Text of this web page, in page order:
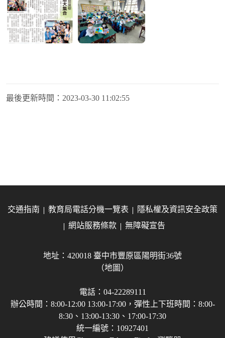
最後更新時間： 2023-03-30 11:02:55
交通指南 教育局電話分機一覽表
隱私權及資訊安全政策
網站服務條款
無障礙宣告
地址：420018 臺中市豐原區陽明街36號
（地圖）
電話：04-22289111
辦公時間：8:00-12:00 13:00-17:00，彈性上下班時間：8:00-
8:30、13:00-13:30、17:00-17:30
統一編號：10927401